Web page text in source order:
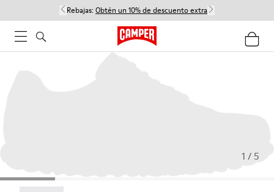
Rebajas: Obtén un 10% de descuento extra
1 / 5